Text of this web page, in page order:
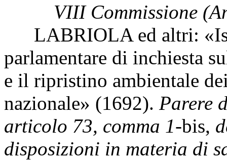
VIII Commissione
LABRIOLA ed altri:
parlamentare di inchiesta
e il ripristino ambientale
nazionale» (1692). Parere
articolo 73, comma 1-bis,
disposizioni in materia di